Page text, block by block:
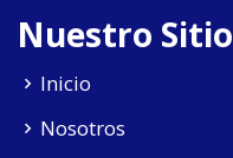
Nuestro Sitio
Inicio
Nosotros